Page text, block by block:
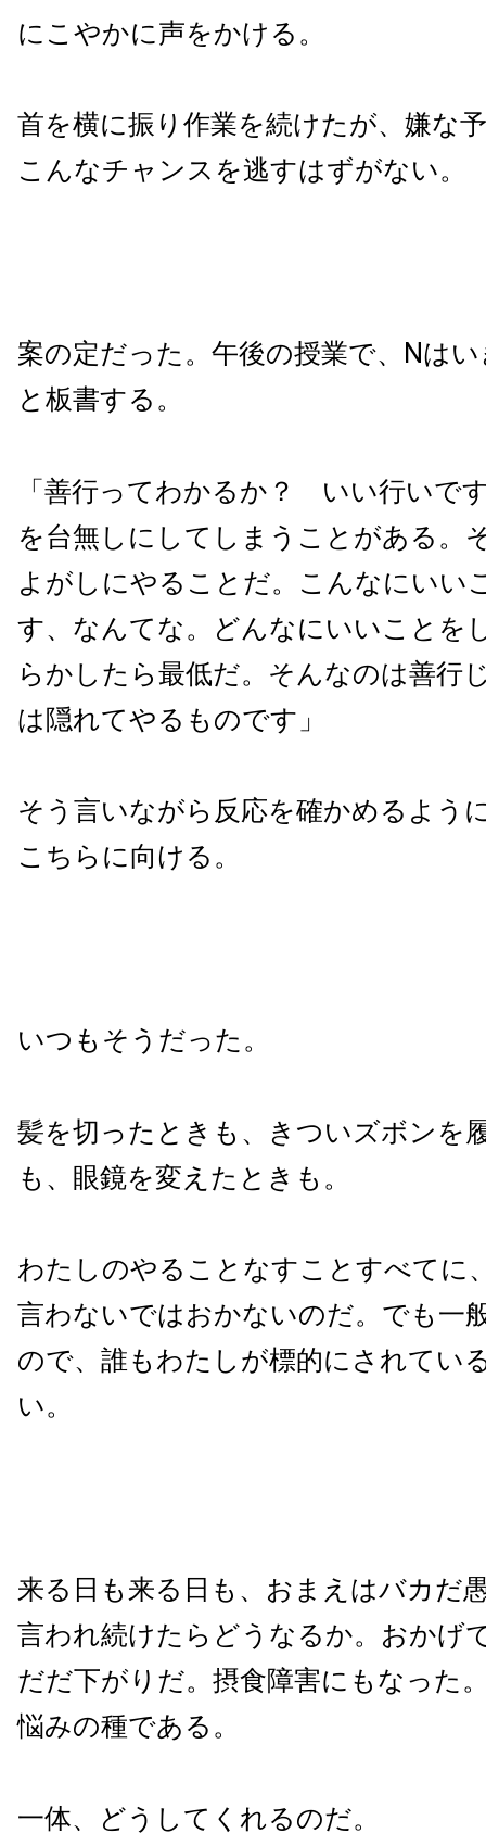
にこやかに声をかける。
首を横に振り作業を続けたが、嫌な
こんなチャンスを逃すはずがない。
案の定だった。午後の授業で、Nは
と板書する。
「善行ってわかるか？ いい行いで
を台無しにしてしまうことがある。
よがしにやることだ。こんなにいい
す、なんてな。どんなにいいことを
らかしたら最低だ。そんなのは善行
は隠れてやるものです」
そう言いながら反応を確かめるよう
こちらに向ける。
いつもそうだった。
髪を切ったときも、きついズボンを
も、眼鏡を変えたときも。
わたしのやることなすことすべてに
言わないではおかないのだ。でも一
ので、誰もわたしが標的にされてい
い。
来る日も来る日も、おまえはバカだ
言われ続けたらどうなるか。おかげ
だだ下がりだ。摂食障害にもなった
悩みの種である。
一体、どうしてくれるのだ。